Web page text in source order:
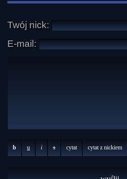
Twój nick:
E-mail:
b u i s cytat cytat z nickiem